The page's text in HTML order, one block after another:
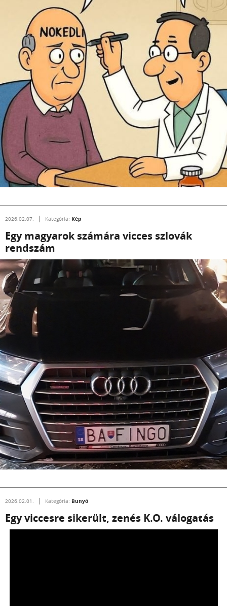
2026.02.07. Kategória: Kép
Egy magyarok számára vicces szlovák
rendszám
2026.02.01. Kategória: Bunyó
Egy viccesre sikerült, zenés K.O. válogatás